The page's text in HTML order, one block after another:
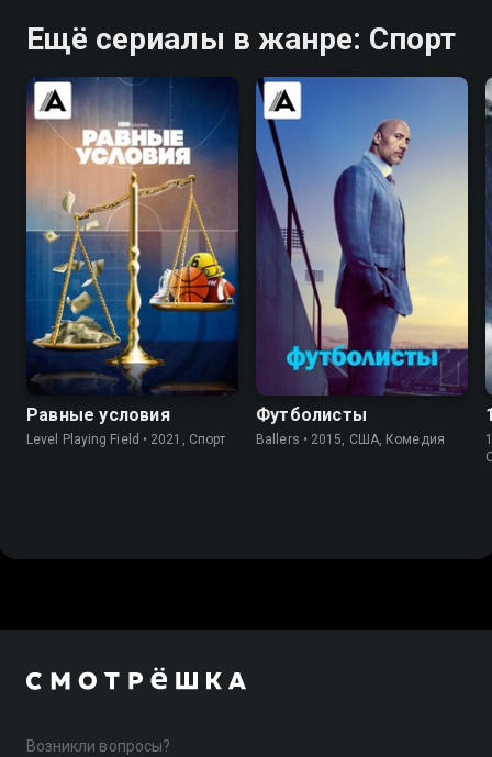
Ещё сериалы в жанре: Спорт
6.9
Равные условия
Level Playing Field • 2021, Спорт
7.5 7.6
Футболисты
Ballers • 2015, США, Комедия
Возникли вопросы?